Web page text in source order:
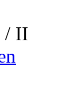
/ II